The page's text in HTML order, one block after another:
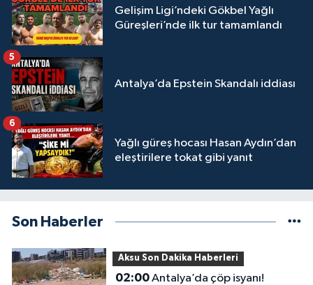
Gelişim Ligi’ndeki Gökbel Yağlı
Güreşleri’nde ilk tur tamamlandı
Antalya’da Epstein Skandalı iddiası
5
Yağlı güreş hocası Hasan Aydın’dan
eleştirilere tokat gibi yanıt
6
Son Haberler
Aksu Son Dakika Haberleri
02:00Antalya’da çöp isyanı!